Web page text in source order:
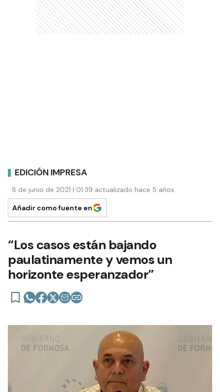
EDICIÓN IMPRESA
8 de junio de 2021 | 01:39 actualizado hace 5 años
Añadir como fuente en
“Los casos están bajando
paulatinamente y vemos un
horizonte esperanzador”